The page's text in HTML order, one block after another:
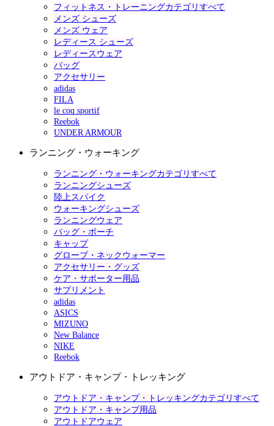
フィットネス・トレーニングカテゴリすべて
メンズ シューズ
メンズ ウェア
レディース シューズ
レディースウェア
バッグ
アクセサリー
adidas
FILA
le coq sportif
Reebok
UNDER ARMOUR
ランニング・ウォーキング
ランニング・ウォーキングカテゴリすべて
ランニングシューズ
陸上スパイク
ウォーキングシューズ
ランニングウェア
バッグ・ポーチ
キャップ
グローブ・ネックウォーマー
アクセサリー・グッズ
ケア・サポーター用品
サプリメント
adidas
ASICS
MIZUNO
New Balance
NIKE
Reebok
アウトドア・キャンプ・トレッキング
アウトドア・キャンプ・トレッキングカテゴリすべて
アウトドア・キャンプ用品
アウトドアウェア